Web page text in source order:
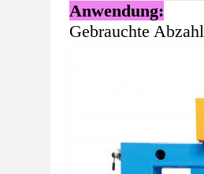
Anwendung:
Gebrauchte